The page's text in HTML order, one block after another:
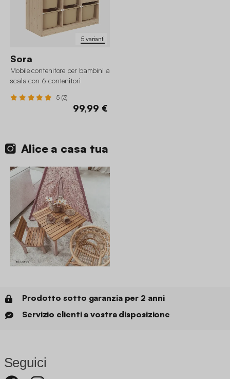
5 varianti
Sora
Mobile contenitore per bambini a
scala con 6 contenitori
5 (3)
99,99 €
Alice a casa tua
Prodotto sotto garanzia per 2 anni
Servizio clienti a vostra disposizione
Seguici